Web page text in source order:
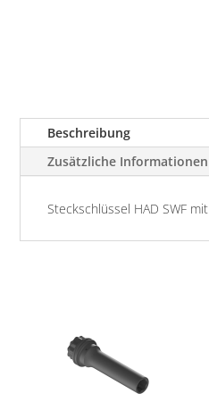
Beschreibung
Zusätzliche Informationen
Steckschlüssel HAD SWF